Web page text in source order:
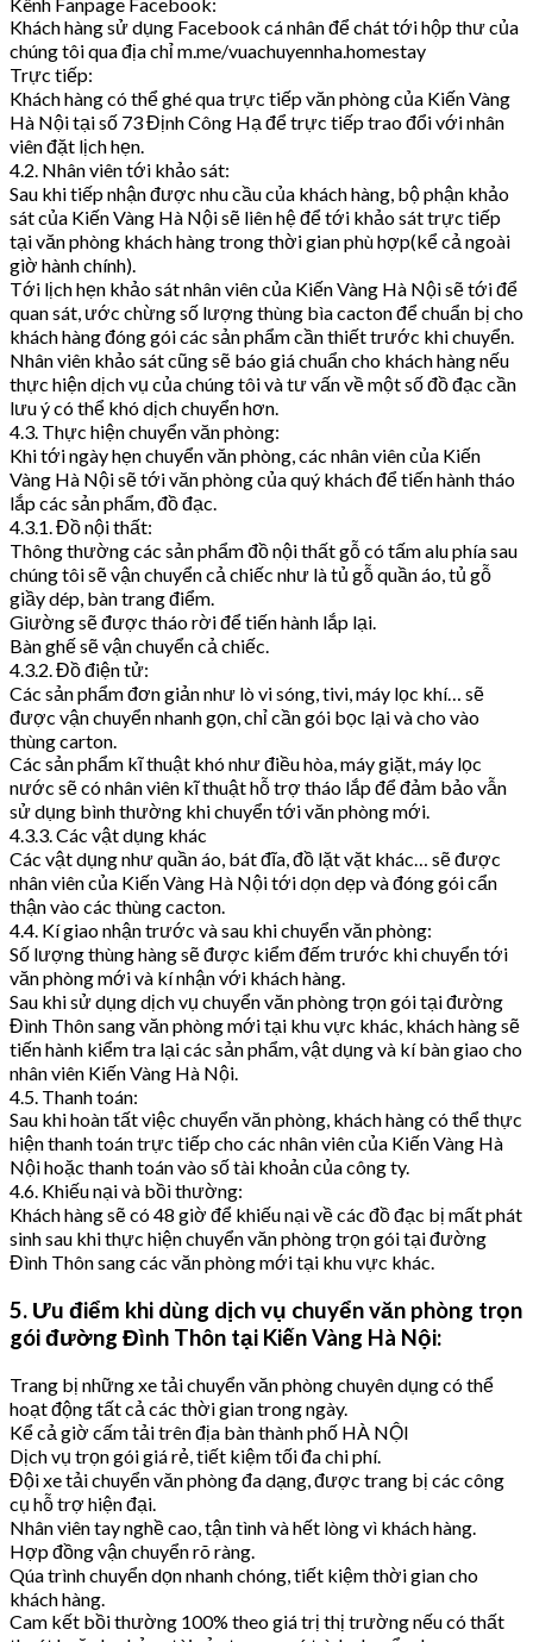
Khách hàng sử dụng Facebook cá nhân để chát tới hộp thư của
chúng tôi qua địa chỉ m.me/vuachuyennha.homestay
Trực tiếp:
Khách hàng có thể ghé qua trực tiếp văn phòng của Kiến Vàng
Hà Nội tại số 73 Định Công Hạ để trực tiếp trao đổi với nhân
viên đặt lịch hẹn.
4.2. Nhân viên tới khảo sát:
Sau khi tiếp nhận được nhu cầu của khách hàng, bộ phận khảo
sát của Kiến Vàng Hà Nội sẽ liên hệ để tới khảo sát trực tiếp
tại văn phòng khách hàng trong thời gian phù hợp(kể cả ngoài
giờ hành chính).
Tới lịch hẹn khảo sát nhân viên của Kiến Vàng Hà Nội sẽ tới để
quan sát, ước chừng số lượng thùng bìa cacton để chuẩn bị cho
khách hàng đóng gói các sản phẩm cần thiết trước khi chuyển.
Nhân viên khảo sát cũng sẽ báo giá chuẩn cho khách hàng nếu
thực hiện dịch vụ của chúng tôi và tư vấn về một số đồ đạc cần
lưu ý có thể khó dịch chuyển hơn.
4.3. Thực hiện chuyển văn phòng:
Khi tới ngày hẹn chuyển văn phòng, các nhân viên của Kiến
Vàng Hà Nội sẽ tới văn phòng của quý khách để tiến hành tháo
lắp các sản phẩm, đồ đạc.
4.3.1. Đồ nội thất:
Thông thường các sản phẩm đồ nội thất gỗ có tấm alu phía sau
chúng tôi sẽ vận chuyển cả chiếc như là tủ gỗ quần áo, tủ gỗ
giầy dép, bàn trang điểm.
Giường sẽ được tháo rời để tiến hành lắp lại.
Bàn ghế sẽ vận chuyển cả chiếc.
4.3.2. Đồ điện tử:
Các sản phẩm đơn giản như lò vi sóng, tivi, máy lọc khí… sẽ
được vận chuyển nhanh gọn, chỉ cần gói bọc lại và cho vào
thùng carton.
Các sản phẩm kĩ thuật khó như điều hòa, máy giặt, máy lọc
nước sẽ có nhân viên kĩ thuật hỗ trợ tháo lắp để đảm bảo vẫn
sử dụng bình thường khi chuyển tới văn phòng mới.
4.3.3. Các vật dụng khác
Các vật dụng như quần áo, bát đĩa, đồ lặt vặt khác… sẽ được
nhân viên của Kiến Vàng Hà Nội tới dọn dẹp và đóng gói cẩn
thận vào các thùng cacton.
4.4. Kí giao nhận trước và sau khi chuyển văn phòng:
Số lượng thùng hàng sẽ được kiểm đếm trước khi chuyển tới
văn phòng mới và kí nhận với khách hàng.
Sau khi sử dụng dịch vụ chuyển văn phòng trọn gói tại đường
Đình Thôn sang văn phòng mới tại khu vực khác, khách hàng sẽ
tiến hành kiểm tra lại các sản phẩm, vật dụng và kí bàn giao cho
nhân viên Kiến Vàng Hà Nội.
4.5. Thanh toán:
Sau khi hoàn tất việc chuyển văn phòng, khách hàng có thể thực
hiện thanh toán trực tiếp cho các nhân viên của Kiến Vàng Hà
Nội hoặc thanh toán vào số tài khoản của công ty.
4.6. Khiếu nại và bồi thường:
Khách hàng sẽ có 48 giờ để khiếu nại về các đồ đạc bị mất phát
sinh sau khi thực hiện chuyển văn phòng trọn gói tại đường
Đình Thôn sang các văn phòng mới tại khu vực khác.
5. Ưu điểm khi dùng dịch vụ chuyển văn phòng trọn
gói đường Đình Thôn tại Kiến Vàng Hà Nội:
Trang bị những xe tải chuyển văn phòng chuyên dụng có thể
hoạt động tất cả các thời gian trong ngày.
Kể cả giờ cấm tải trên địa bàn thành phố HÀ NỘI
Dịch vụ trọn gói giá rẻ, tiết kiệm tối đa chi phí.
Đội xe tải chuyển văn phòng đa dạng, được trang bị các công
cụ hỗ trợ hiện đại.
Nhân viên tay nghề cao, tận tình và hết lòng vì khách hàng.
Hợp đồng vận chuyển rõ ràng.
Qúa trình chuyển dọn nhanh chóng, tiết kiệm thời gian cho
khách hàng.
Cam kết bồi thường 100% theo giá trị thị trường nếu có thất